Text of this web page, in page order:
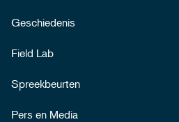
Geschiedenis
Field Lab
Spreekbeurten
Pers en Media